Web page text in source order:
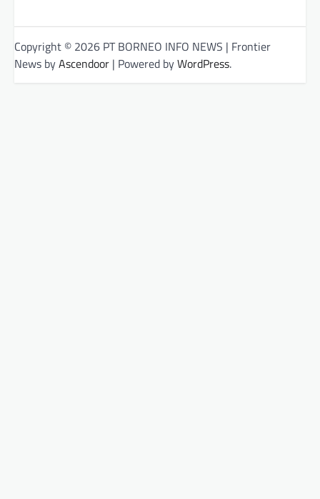
Copyright © 2026 PT BORNEO INFO NEWS | Frontier
News byAscendoor | Powered byWordPress.